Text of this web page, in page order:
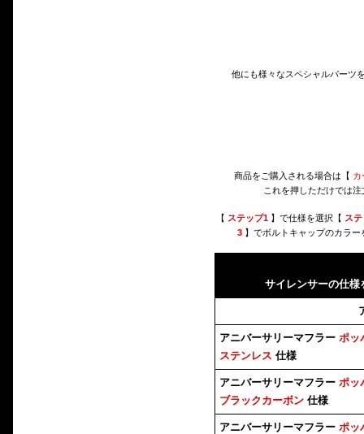
他にも様々なスペシャルパーツ
商品をご購入される場合は【 カ
これを押しただけでは
【 ステップ1 】で仕様を選択【 ス
3】でボルトキャップのカラー
サイレンサーの仕様
アニバーサリーマフラー ポッ
ステンレス 仕様
アニバーサリーマフラー ポッ
ブラックカーボン仕様
アニバーサリーマフラー ポッ